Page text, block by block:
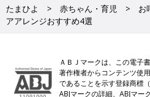
たまひよ 赤ちゃん・育児
お
アアレンジおすすめ4選
ＡＢＪマークは、この電子
著作権者からコンテンツ使
であることを示す登録商標
ABJマークの詳細、ABJマ